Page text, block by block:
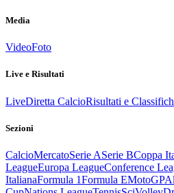
Media
VideoFoto
Live e Risultati
LiveDiretta CalcioRisultati e
Sezioni
CalcioMercatoSerie ASerie BCoppa
LeagueEuropa LeagueConference
ItalianaFormula 1Formula EMotoGP